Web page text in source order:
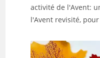
activité de l'Avent:
l'Avent revisité, pour